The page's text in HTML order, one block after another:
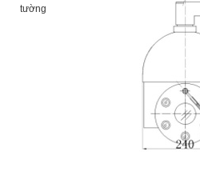
tường